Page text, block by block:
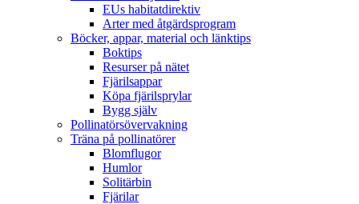
EUs habitatdirektiv
Arter med åtgärdsprogram
Böcker, appar, material och länktips
Boktips
Resurser på nätet
Fjärilsappar
Köpa fjärilsprylar
Bygg själv
Pollinatörsövervakning
Träna på pollinatörer
Blomflugor
Humlor
Solitärbin
Fjärilar